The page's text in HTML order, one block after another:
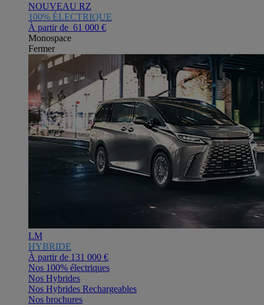
NOUVEAU RZ
100% ÉLECTRIQUE
À partir de 61 000 €
Monospace
Fermer
LM
HYBRIDE
À partir de 131 000 €
Nos 100% électriques
Nos Hybrides
Nos Hybrides Rechargeables
Nos brochures